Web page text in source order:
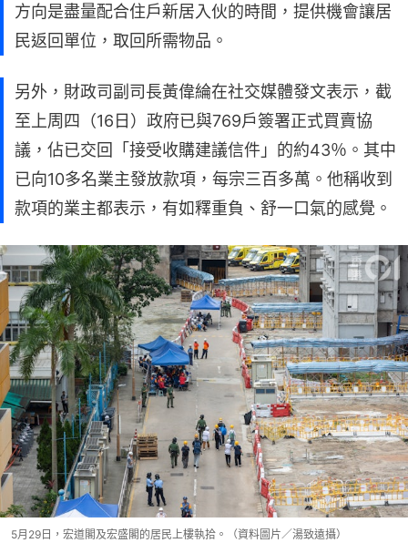
方向是盡量配合住戶新居入伙的時間，提供機會讓居
民返回單位，取回所需物品。
另外，財政司副司長黃偉綸在社交媒體發文表示，截
至上周四（16日）政府已與769戶簽署正式買賣協
議，佔已交回「接受收購建議信件」的約43％。其中
已向10多名業主發放款項，每宗三百多萬。他稱收到
款項的業主都表示，有如釋重負、舒一口氣的感覺。
5月29日，宏道閣及宏盛閣的居民上樓執拾。（資料圖片／湯致遠攝）